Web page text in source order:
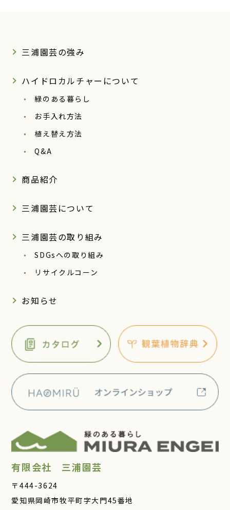
三浦園芸の強み
ハイドロカルチャーについて
緑のある暮らし
お手入れ方法
植え替え方法
Q&A
商品紹介
三浦園芸について
三浦園芸の取り組み
SDGsへの取り組み
リサイクルコーン
お知らせ
有限会社 三浦園芸
〒444-3624
愛知県岡崎市牧平町字大門45番地